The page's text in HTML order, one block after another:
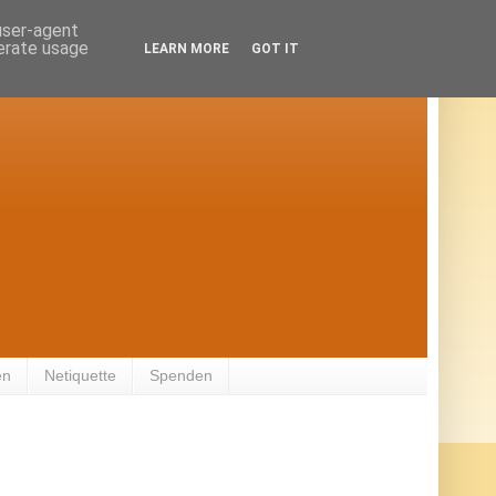
Netiquette Spenden
agent
usage
LEARN MORE GOT IT